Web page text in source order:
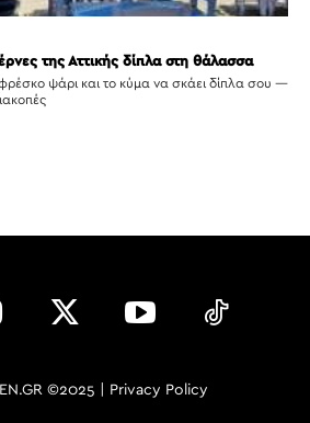
της Αττικής δίπλα στη θάλασσα
ψάρι και το κύμα να σκάει δίπλα σου —
©2025 | Privacy Policy